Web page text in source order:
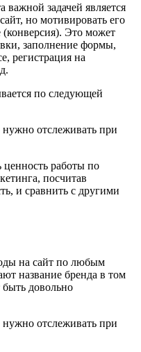
важной задачей является
но мотивировать его
(конверсия). Это может
заполнение формы,
регистрация на
по следующей
работы по
посчитав
и сравнить с другими
на сайт по любым
название бренда в том
довольно